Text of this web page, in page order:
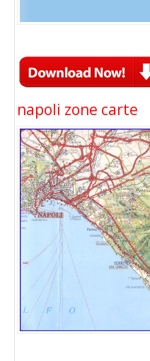
napoli zone carte